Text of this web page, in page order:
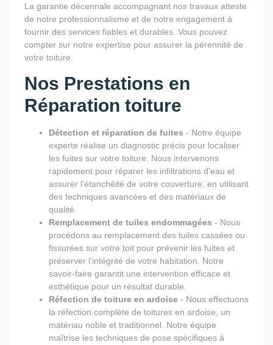
La garantie décennale accompagnant nos travaux atteste
de notre professionnalisme et de notre engagement à
fournir des services fiables et durables. Vous pouvez
compter sur notre expertise pour assurer la pérennité de
votre toiture.
Nos Prestations en
Réparation toiture
Détection et réparation de fuites - Notre équipe
experte réalise un diagnostic précis pour localiser
les fuites sur votre toiture. Nous intervenons
rapidement pour réparer les infiltrations d'eau et
assurer l'étanchéité de votre couverture, en utilisant
des techniques avancées et des matériaux de
qualité.
Remplacement de tuiles endommagées - Nous
procédons au remplacement des tuiles cassées ou
fissurées sur votre toit pour prévenir les fuites et
préserver l'intégrité de votre habitation. Notre
savoir-faire garantit une intervention efficace et
esthétique pour un résultat durable.
Réfection de toiture en ardoise - Nous effectuons
la réfection complète de toitures en ardoise, un
matériau noble et traditionnel. Notre équipe
maîtrise les techniques de pose spécifiques à